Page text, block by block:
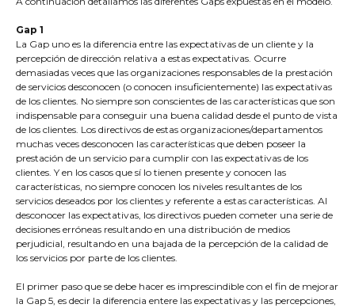
Gap 1
La Gap uno es la diferencia entre las expectativas de un cliente y la
percepción de dirección relativa a estas expectativas. Ocurre
demasiadas veces que las organizaciones responsables de la prestación
de servicios desconocen (o conocen insuficientemente) las expectativas
de los clientes. No siempre son conscientes de las características que son
indispensable para conseguir una buena calidad desde el punto de vista
de los clientes. Los directivos de estas organizaciones/departamentos
muchas veces desconocen las características que deben poseer la
prestación de un servicio para cumplir con las expectativas de los
clientes. Y en los casos que sí lo tienen presente y conocen las
características, no siempre conocen los niveles resultantes de los
servicios deseados por los clientes y referente a estas características. Al
desconocer las expectativas, los directivos pueden cometer una serie de
decisiones erróneas resultando en una distribución de medios
perjudicial, resultando en una bajada de la percepción de la calidad de
los servicios por parte de los clientes.
El primer paso que se debe hacer es imprescindible con el fin de mejorar
la Gap 5, es decir la diferencia entere las expectativas y las percepciones,